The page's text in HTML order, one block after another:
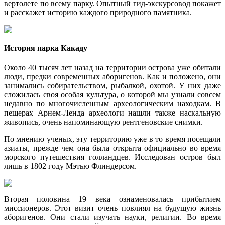
вертолете по всему парку. Опытный гид-экскурсовод покажет
и расскажет историю каждого природного памятника.
История парка Какаду
Около 40 тысяч лет назад на территории острова уже обитали
люди, предки современных аборигенов. Как и положено, они
занимались собирательством, рыбалкой, охотой. У них даже
сложилась своя особая культура, о которой мы узнали совсем
недавно по многочисленным археологическим находкам. В
пещерах Арнем-Ленда археологи нашли также наскальную
живопись, очень напоминающую рентгеновские снимки.
По мнению ученых, эту территорию уже в то время посещали
азиаты, прежде чем она была открыта официально во время
морского путешествия голландцев. Исследован остров был
лишь в 1802 году Мэтью Флиндерсом.
Вторая половина 19 века ознаменовалась прибытием
миссионеров. Этот визит очень повлиял на будущую жизнь
аборигенов. Они стали изучать науки, религии. Во время